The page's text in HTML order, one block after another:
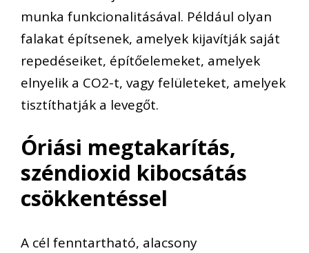
munka funkcionalitásával. Például olyan
falakat építsenek, amelyek kijavítják saját
repedéseiket, építőelemeket, amelyek
elnyelik a CO2-t, vagy felületeket, amelyek
tisztíthatják a levegőt.
Óriási megtakarítás,
széndioxid kibocsátás
csökkentéssel
A cél fenntartható, alacsony